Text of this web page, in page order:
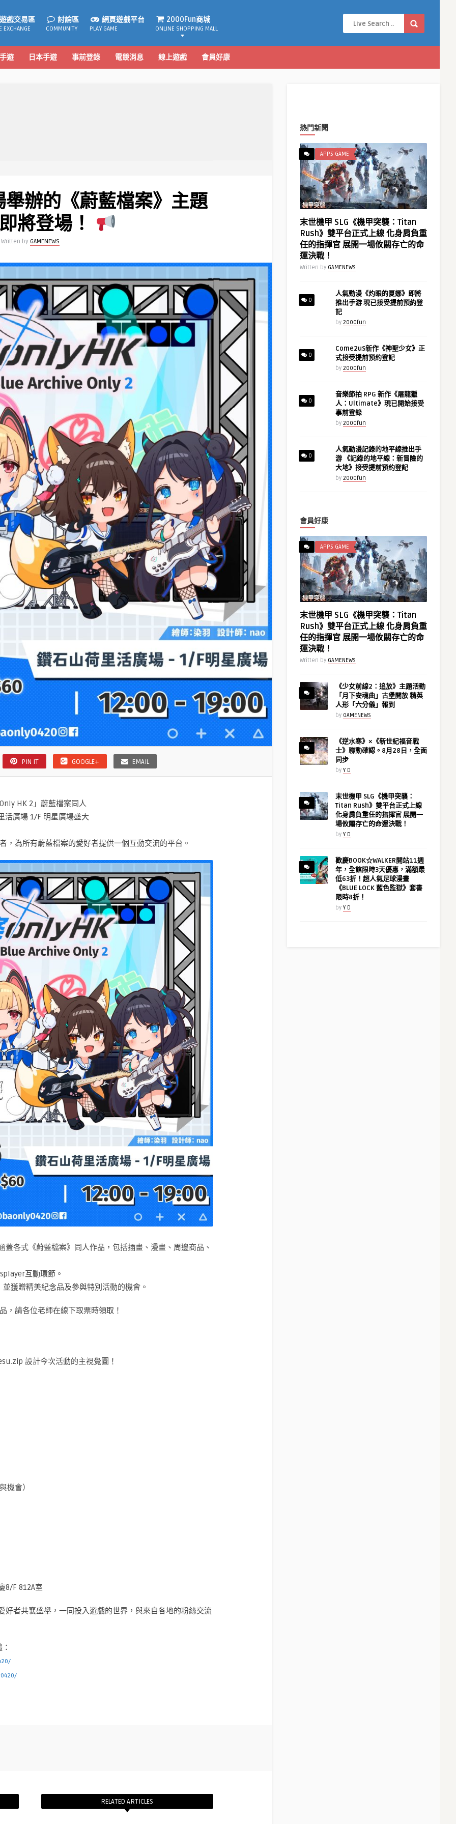
戲交易區
EXCHANGE
討論區
COMMUNITY
網頁遊戲平台
PLAY GAME
2000Fun商城
ONLINE SHOPPING MALL
遊 日本手遊 事前登錄 電競消息 線上遊戲 會員好康
辦的《蔚藍檔案》主題
將登場！
Written by GAMENEWS
PIN IT GOOGLE+ EMAIL
HK 2」蔚藍檔案同人
活廣場 1/F 明星廣場盛大
，為所有蔚藍檔案的愛好者提供一個互動交流的平台。
蓋各式《蔚藍檔案》同人作品，包括插畫、漫畫、周邊商品、
互動環節。
獲贈精美紀念品及參與特別活動的機會。
，請各位老師在線下取票時領取！
設計今次活動的主視覺圖！
機會）
8/F 812A室
好者共襄盛舉，一同投入遊戲的世界，與來自各地的粉絲交流
RELATED ARTICLES
熱門新聞
APPS GAME
末世機甲 SLG《機甲突襲：Titan
Rush》雙平台正式上線 化身肩負重
任的指揮官 展開一場攸關存亡的命
運決戰！
Written by GAMENEWS
0
人氣動漫《灼眼的夏娜》即將
推出手游 現已接受提前預約登
記
by 2000fun
0
Come2uS新作《神聖少女》正
式接受提前預約登記
by 2000fun
0
音樂節拍 RPG 新作《屠龍獵
人：Ultimate》現已開始接受
事前登錄
by 2000fun
0
人氣動漫記錄的地平線推出手
游 《記錄的地平線：新冒險的
大地》接受提前預約登記
by 2000fun
會員好康
APPS GAME
末世機甲 SLG《機甲突襲：Titan
Rush》雙平台正式上線 化身肩負重
任的指揮官 展開一場攸關存亡的命
運決戰！
Written by GAMENEWS
《少女前線2：追放》主題活動
「月下安魂曲」古堡開放 精英
人形「六分儀」報到
by GAMENEWS
《逆水寒》×《新世紀福音戰
士》聯動確認。8月28日，全面
同步
by Y D
末世機甲 SLG《機甲突襲：
Titan Rush》雙平台正式上線
化身肩負重任的指揮官 展開一
場攸關存亡的命運決戰！
by Y D
歡慶BOOK☆WALKER開站11週
年，全館限時3天優惠，滿額最
低63折！超人氣足球漫畫
《BLUE LOCK 藍色監獄》套書
限時8折！
by Y D